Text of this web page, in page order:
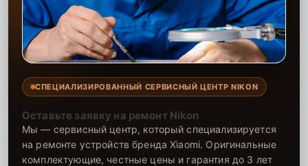
СПЕЦИАЛИЗИРОВАННЫЙ СЕРВИСНЫЙ ЦЕНТР NIKON
Оставьте заявку на ремонт Nikon
Мы — сервисный центр, который специализируется
на ремонте устройств бренда Xiaomi. Оригинальные
комплектующие, честные цены и гарантия до 3 лет